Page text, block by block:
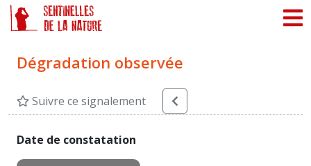
Dégradation observée
Suivre ce signalement
Date de constatation
Panneau de gestion des cookies